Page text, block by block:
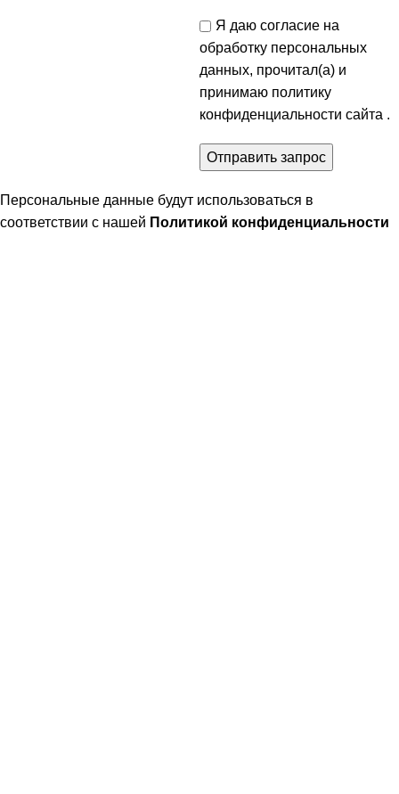
Я даю согласие на
обработку персональных
данных, прочитал(а) и
принимаю политику
конфиденциальности сайта .
Персональные данные будут использоваться в
соответствии с нашей Политикой конфиденциальности